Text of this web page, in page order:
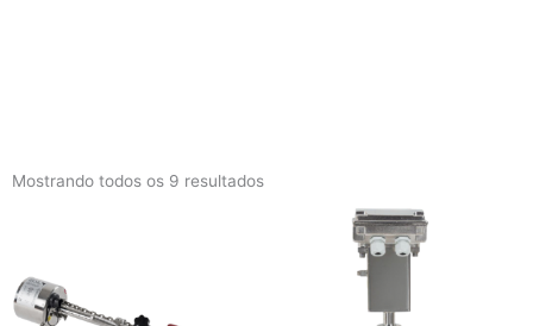
Mostrando todos os 9 resultados